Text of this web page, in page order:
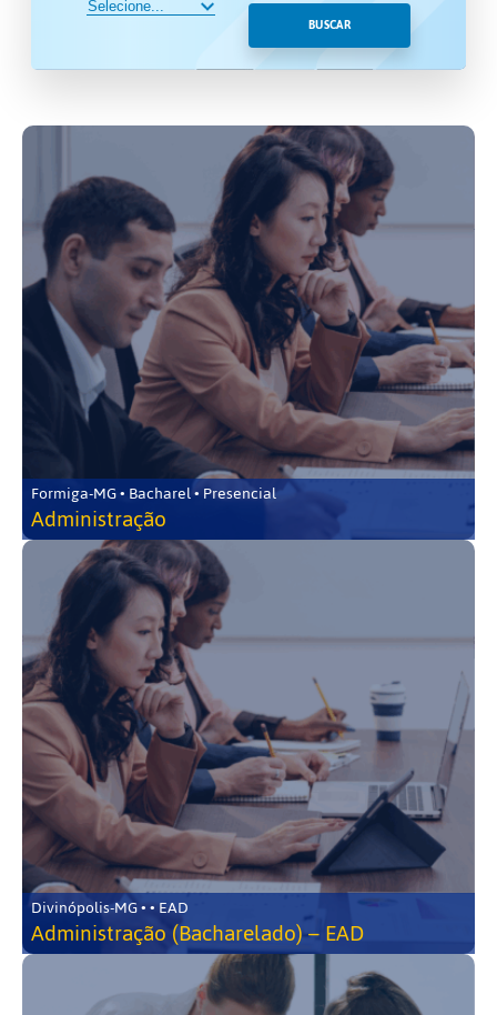
BUSCAR
Formiga-MG • Bacharel • Presencial
Administração
Divinópolis-MG • • EAD
Administração (Bacharelado) – EAD